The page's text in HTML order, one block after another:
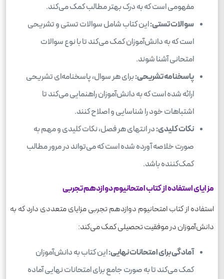
مفهومی است که به درک بهتر مطالب کمک می‌کند.
سوالات تستی:این کتاب شامل سوالات تستی و تشریحی
است که به دانش‌آموزان کمک می‌کند تا با نوع سوالات
امتحانی آشنا شوند.
پاسخنامه تشریحی:برای هر سوال، پاسخنامه‌ای تشریحی
ارائه شده است که به دانش‌آموزان راهنمایی می‌کند تا
اشتباهات خود را شناسایی و اصلاح کنند.
نکات کلیدی:در انتهای هر فصل، نکات کلیدی و مهم به
صورت خلاصه آورده شده است که می‌تواند در مرور مطالب
کمک‌کننده باشد.
مزایای استفاده از کتاب امتحانیوم دوازدهم تجربی
استفاده از کتاب امتحانیوم دوازدهم تجربی مزایای متعددی دارد که به
دانش‌آموزان در موفقیت تحصیلی کمک می‌کند:
آمادگی برای امتحانات نهایی:این کتاب به دانش‌آموزان
کمک می‌کند تا به صورت جامع برای امتحانات نهایی آماده